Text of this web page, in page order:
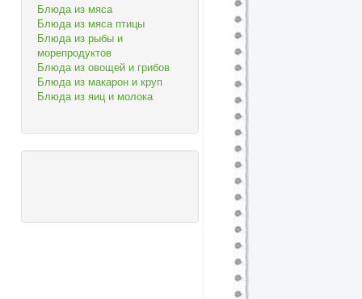
Блюда из мяса
Блюда из мяса птицы
Блюда из рыбы и
морепродуктов
Блюда из овощей и грибов
Блюда из макарон и круп
Блюда из яиц и молока